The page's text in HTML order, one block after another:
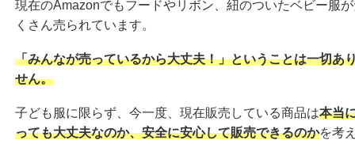
現在のAmazonでもフードやリボン、紐のついたベビー服
くさん売られています。
「みんなが売っているから大丈夫！」ということは一切あ
せん。
子ども服に限らず、今一度、現在販売している商品は本当
っても大丈夫なのか、安全に安心して販売できるのかを考